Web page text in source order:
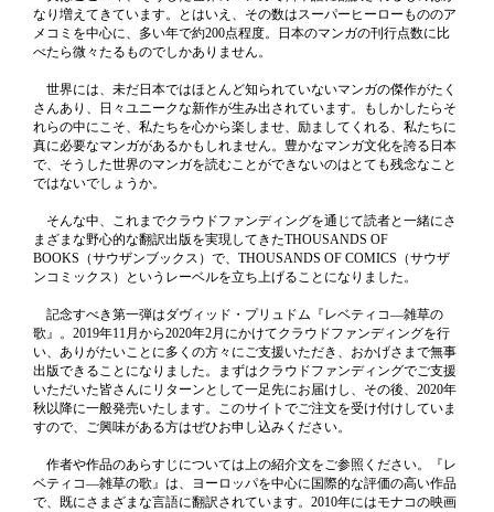
なり増えてきています。とはいえ、その数はスーパーヒーローもののア
メコミを中心に、多い年で約200点程度。日本のマンガの刊行点数に比
べたら微々たるものでしかありません。
世界には、未だ日本ではほとんど知られていないマンガの傑作がたく
さんあり、日々ユニークな新作が生み出されています。もしかしたらそ
れらの中にこそ、私たちを心から楽しませ、励ましてくれる、私たちに
真に必要なマンガがあるかもしれません。豊かなマンガ文化を誇る日本
で、そうした世界のマンガを読むことができないのはとても残念なこと
ではないでしょうか。
そんな中、これまでクラウドファンディングを通じて読者と一緒にさ
まざまな野心的な翻訳出版を実現してきたTHOUSANDS OF
BOOKS（サウザンブックス）で、THOUSANDS OF COMICS（サウザ
ンコミックス）というレーベルを立ち上げることになりました。
記念すべき第一弾はダヴィッド・プリュドム『レベティコ―雑草の
歌』。2019年11月から2020年2月にかけてクラウドファンディングを行
い、ありがたいことに多くの方々にご支援いただき、おかげさまで無事
出版できることになりました。まずはクラウドファンディングでご支援
いただいた皆さんにリターンとして一足先にお届けし、その後、2020年
秋以降に一般発売いたします。このサイトでご注文を受け付けしていま
すので、ご興味がある方はぜひお申し込みください。
作者や作品のあらすじについては上の紹介文をご参照ください。『レ
ベティコ―雑草の歌』は、ヨーロッパを中心に国際的な評価の高い作品
で、既にさまざまな言語に翻訳されています。2010年にはモナコの映画